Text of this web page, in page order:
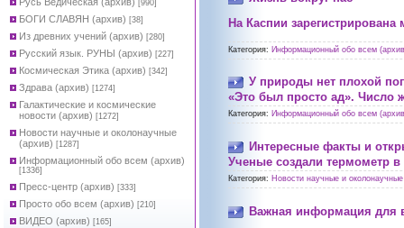
[990]
БОГИ СЛАВЯН (архив) [38]
Из древних учений (архив) [280]
Русский язык. РУНЫ (архив) [227]
Космическая Этика (архив) [342]
Здрава (архив) [1274]
Галактические и космические
новости (архив) [1272]
Новости научные и околонаучные
(архив) [1287]
Информационный обо всем (архив)
[1336]
Пресс-центр (архив) [333]
Просто обо всем (архив) [210]
ВИДЕО (архив) [165]
На Каспии
Категория: Информационный обо всем
У природы нет плохой
«Это был просто ад». Число
Категория: Информационный обо всем
Интересные факты и
Ученые создали термометр в
Категория: Новости научные и
Важная информация для